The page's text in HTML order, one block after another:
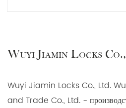
Wuyi Jiamin Locks
Wuyi Jiamin Locks Co., Ltd.
and Trade Co., Ltd. -